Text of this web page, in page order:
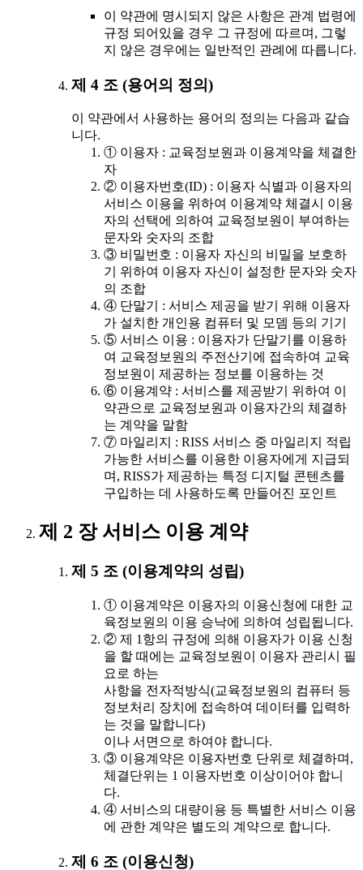
이 약관에 명시되지 않은 사항은 관계 법령에
규정 되어있을 경우 그 규정에 따르며, 그렇
지 않은 경우에는 일반적인 관례에 따릅니다.
제 4 조 (용어의 정의)
이 약관에서 사용하는 용어의 정의는 다음과 같습
니다.
① 이용자 : 교육정보원과 이용계약을 체결한
자
② 이용자번호(ID) : 이용자 식별과 이용자의
서비스 이용을 위하여 이용계약 체결시 이용
자의 선택에 의하여 교육정보원이 부여하는
문자와 숫자의 조합
③ 비밀번호 : 이용자 자신의 비밀을 보호하
기 위하여 이용자 자신이 설정한 문자와 숫자
의 조합
④ 단말기 : 서비스 제공을 받기 위해 이용자
가 설치한 개인용 컴퓨터 및 모뎀 등의 기기
⑤ 서비스 이용 : 이용자가 단말기를 이용하
여 교육정보원의 주전산기에 접속하여 교육
정보원이 제공하는 정보를 이용하는 것
⑥ 이용계약 : 서비스를 제공받기 위하여 이
약관으로 교육정보원과 이용자간의 체결하
는 계약을 말함
⑦ 마일리지 : RISS 서비스 중 마일리지 적립
가능한 서비스를 이용한 이용자에게 지급되
며, RISS가 제공하는 특정 디지털 콘텐츠를
구입하는 데 사용하도록 만들어진 포인트
제 2 장 서비스 이용 계약
제 5 조 (이용계약의 성립)
① 이용계약은 이용자의 이용신청에 대한 교
육정보원의 이용 승낙에 의하여 성립됩니다.
② 제 1항의 규정에 의해 이용자가 이용 신청
을 할 때에는 교육정보원이 이용자 관리시 필
요로 하는
사항을 전자적방식(교육정보원의 컴퓨터 등
정보처리 장치에 접속하여 데이터를 입력하
는 것을 말합니다)
이나 서면으로 하여야 합니다.
③ 이용계약은 이용자번호 단위로 체결하며,
체결단위는 1 이용자번호 이상이어야 합니
다.
④ 서비스의 대량이용 등 특별한 서비스 이용
에 관한 계약은 별도의 계약으로 합니다.
제 6 조 (이용신청)